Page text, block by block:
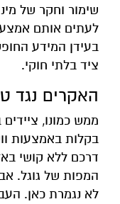
שימור וחקר של
לעתים אותם
בעידן המידע
ציד בלתי חוקי.
האקרים נגד
ממש כמונו,
בקלות באמצעות
דרכם ללא קושי
המפות של גוגל.
לא נגמרת כאן.